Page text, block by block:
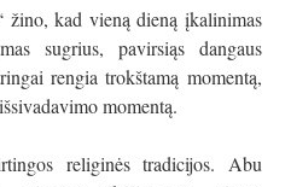
žino, kad vieną dieną įkalinimas
sugrius, pavirsiąs dangaus
rengia trokštamą momentą,
momentą.
religinės tradicijos. Abu